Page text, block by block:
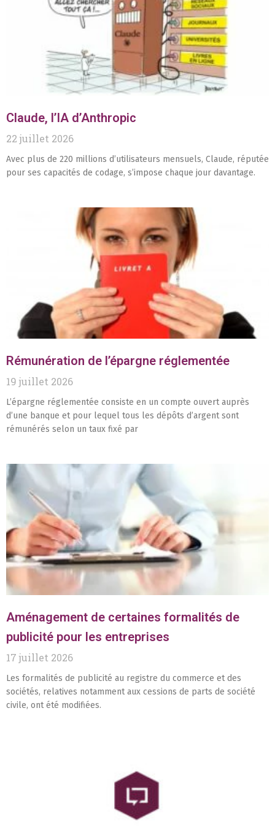
Claude, l’IA d’Anthropic
22 juillet 2026
Avec plus de 220 millions d’utilisateurs mensuels, Claude, réputée
pour ses capacités de codage, s’impose chaque jour davantage.
Rémunération de l’épargne réglementée
19 juillet 2026
L’épargne réglementée consiste en un compte ouvert auprès
d’une banque et pour lequel tous les dépôts d’argent sont
rémunérés selon un taux fixé par
Aménagement de certaines formalités de
publicité pour les entreprises
17 juillet 2026
Les formalités de publicité au registre du commerce et des
sociétés, relatives notamment aux cessions de parts de société
civile, ont été modifiées.